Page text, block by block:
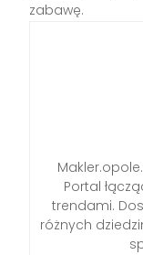
zabawę.
Portal
trendami.
różnych